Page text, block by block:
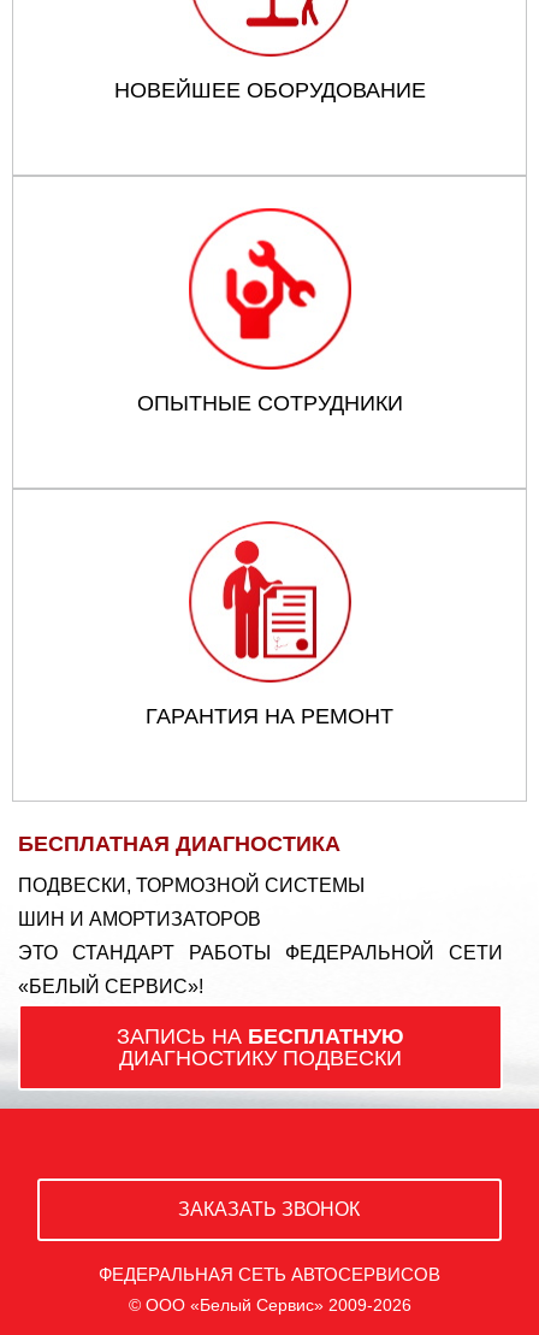
НОВЕЙШЕЕ ОБОРУДОВАНИЕ
ОПЫТНЫЕ СОТРУДНИКИ
ГАРАНТИЯ НА РЕМОНТ
БЕСПЛАТНАЯ ДИАГНОСТИКА
ПОДВЕСКИ, ТОРМОЗНОЙ СИСТЕМЫ
ШИН И АМОРТИЗАТОРОВ
ЭТО СТАНДАРТ РАБОТЫ ФЕДЕРАЛЬНОЙ СЕТИ
«БЕЛЫЙ СЕРВИС»!
ЗАПИСЬ НА БЕСПЛАТНУЮ
ДИАГНОСТИКУ ПОДВЕСКИ
ЗАКАЗАТЬ ЗВОНОК
ФЕДЕРАЛЬНАЯ СЕТЬ АВТОСЕРВИСОВ
© ООО «Белый Сервис» 2009-2026